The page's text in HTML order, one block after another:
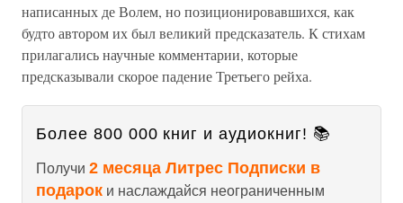
написанных де Волем, но позиционировавшихся, как
будто автором их был великий предсказатель. К стихам
прилагались научные комментарии, которые
предсказывали скорое падение Третьего рейха.
Более 800 000 книг и аудиокниг! 📚
Получи 2 месяца Литрес Подписки в
подарок и наслаждайся неограниченным